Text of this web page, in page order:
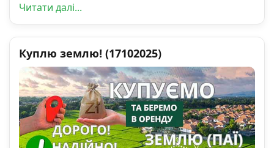
Читати далі...
Куплю землю! (17102025)